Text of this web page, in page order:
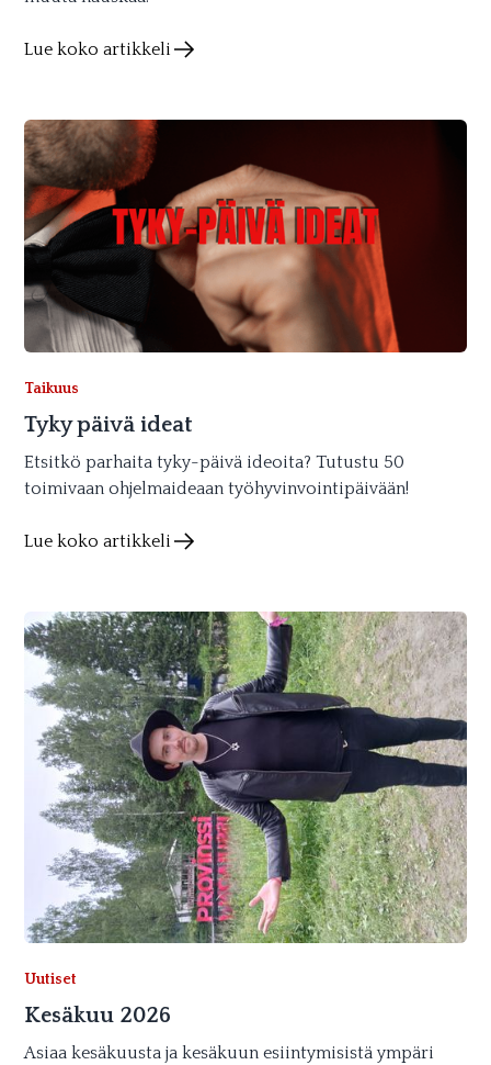
Lue koko artikkeli
Taikuus
Tyky päivä ideat
Etsitkö parhaita tyky-päivä ideoita? Tutustu 50
toimivaan ohjelmaideaan työhyvinvointipäivään!
Lue koko artikkeli
Uutiset
Kesäkuu 2026
Asiaa kesäkuusta ja kesäkuun esiintymisistä ympäri